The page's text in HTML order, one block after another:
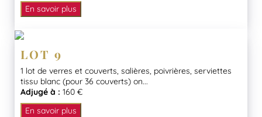
En savoir plus
LOT 9
1 lot de verres et couverts, salières, poivrières, serviettes
tissu blanc (pour 36 couverts) on...
Adjugé à : 160 €
En savoir plus